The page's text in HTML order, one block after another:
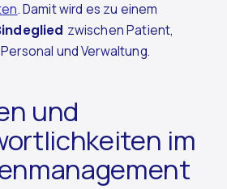
. Damit wird es zu einem
zwischen Patient,
und Verwaltung.
und
im